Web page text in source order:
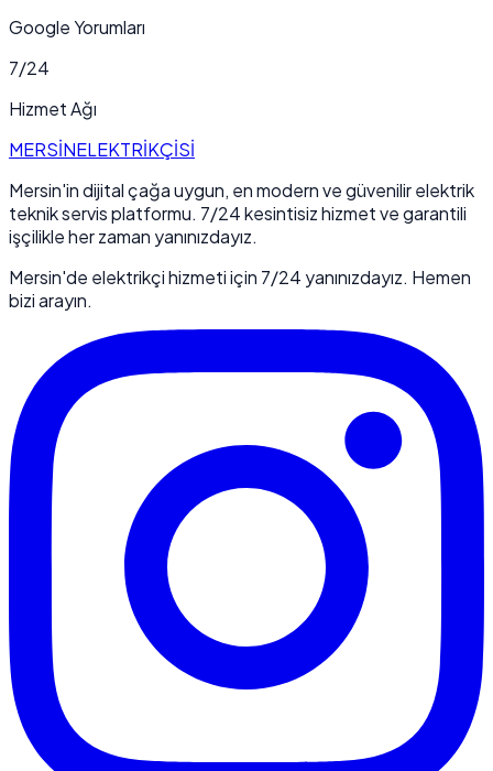
Google Yorumları
7/24
Hizmet Ağı
MERSİNELEKTRİKÇİSİ
Mersin'in dijital çağa uygun, en modern ve güvenilir elektrik
teknik servis platformu. 7/24 kesintisiz hizmet ve garantili
işçilikle her zaman yanınızdayız.
Mersin'de elektrikçi hizmeti için 7/24 yanınızdayız. Hemen
bizi arayın.